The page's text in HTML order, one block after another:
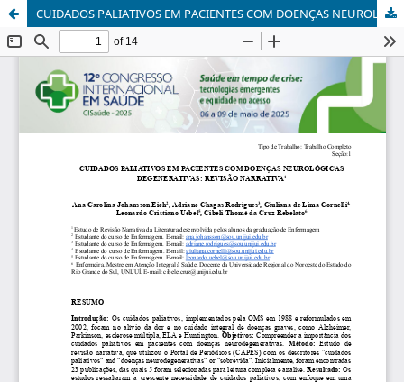
CUIDADOS PALIATIVOS EM PACIENTES COM DOENÇAS NEUROLÓGICAS DEGENERATIVAS: REVISÃO NARRATIVA